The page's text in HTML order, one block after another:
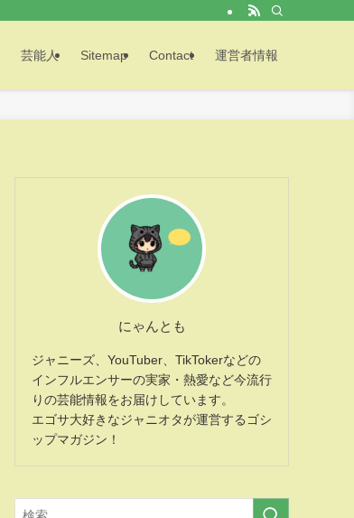
芸能人 Sitemap Contact 運営者情報
にゃんとも
ジャニーズ、YouTuber、TikTokerなどの
インフルエンサーの実家・熱愛など今流行
りの芸能情報をお届けしています。
エゴサ大好きなジャニオタが運営するゴシ
ップマガジン！